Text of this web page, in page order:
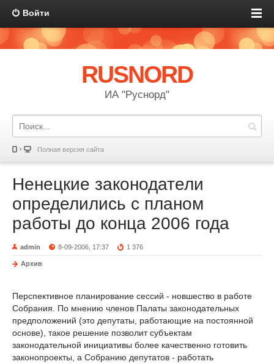
Войти
RUSNORD
ИА "Руснорд"
Полная версия сайта
Ненецкие законодатели
определились с планом
работы до конца 2006 года
admin 8-09-2006, 17:37 1 376
Архив
Перспективное планирование сессий - новшество в работе
Собрания. По мнению членов Палаты законодательных
предположений (это депутаты, работающие на постоянной
основе), такое решение позволит субъектам
законодательной инициативы более качественно готовить
законопроекты, а Собранию депутатов - работать